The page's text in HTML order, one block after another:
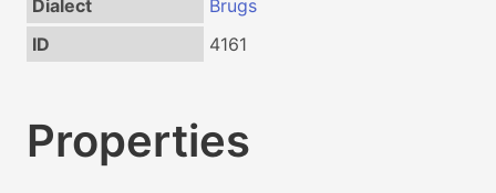
Dialect
Brugs
ID
4161
Properties